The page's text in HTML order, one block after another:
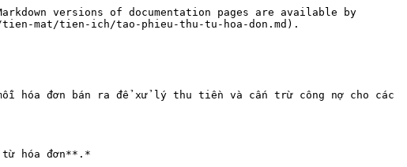
versions of documentation pages are available by
mat/tien-ich/tao-phieu-thu-tu-hoa-don.md).
hóa đơn bán ra để xử lý thu tiền và cấn trừ công nợ cho các
hóa đơn**.*